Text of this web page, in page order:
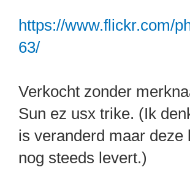
https://www.flickr.com/
63/
Verkocht zonder
Sun ez usx trike. (Ik
is veranderd maar
nog steeds levert.)